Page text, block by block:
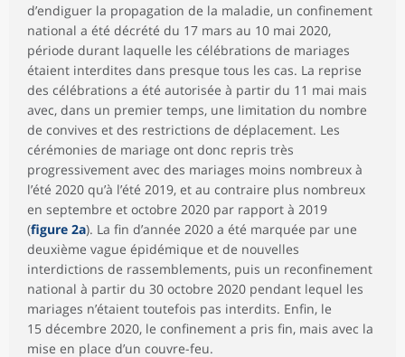
d’endiguer la propagation de la maladie, un confinement
national a été décrété du 17 mars au 10 mai 2020,
période durant laquelle les célébrations de mariages
étaient interdites dans presque tous les cas. La reprise
des célébrations a été autorisée à partir du 11 mai mais
avec, dans un premier temps, une limitation du nombre
de convives et des restrictions de déplacement. Les
cérémonies de mariage ont donc repris très
progressivement avec des mariages moins nombreux à
l’été 2020 qu’à l’été 2019, et au contraire plus nombreux
en septembre et octobre 2020 par rapport à 2019
(figure 2a). La fin d’année 2020 a été marquée par une
deuxième vague épidémique et de nouvelles
interdictions de rassemblements, puis un reconfinement
national à partir du 30 octobre 2020 pendant lequel les
mariages n’étaient toutefois pas interdits. Enfin, le
15 décembre 2020, le confinement a pris fin, mais avec la
mise en place d’un couvre-feu.